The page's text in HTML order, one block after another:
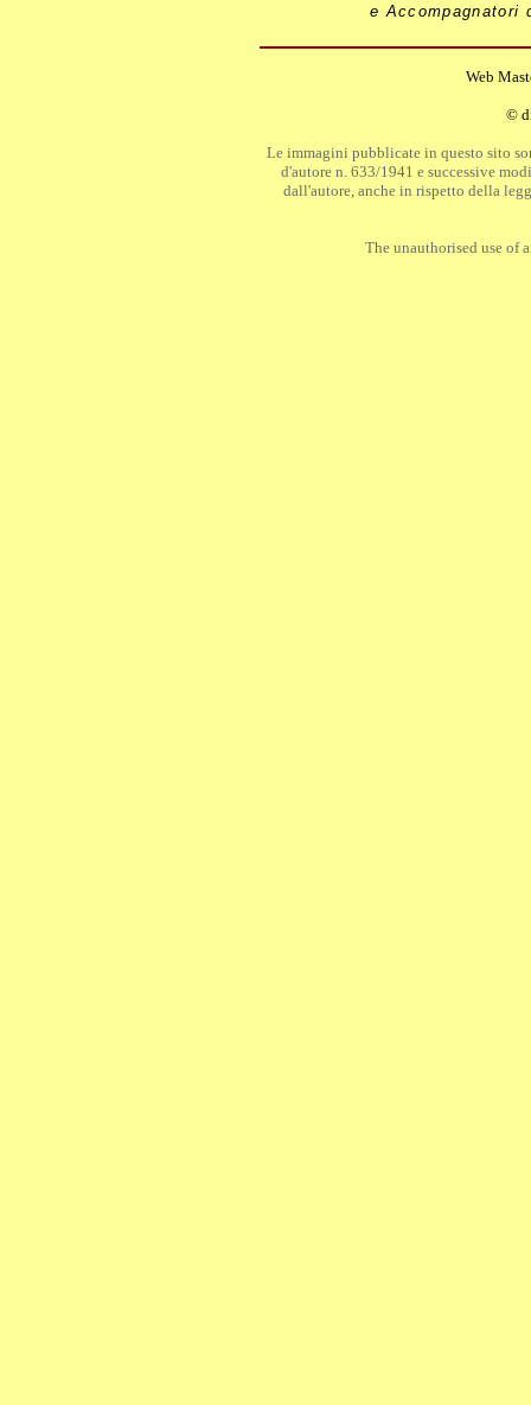
e Accompagnatori
Web
©
Le immagini pubblicate in questo sito
d'autore n. 633/1941 e successive
dall'autore, anche in rispetto della
The unauthorised use of